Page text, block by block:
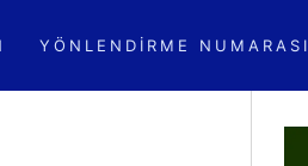
YÖNLENDIRME NUMARASI